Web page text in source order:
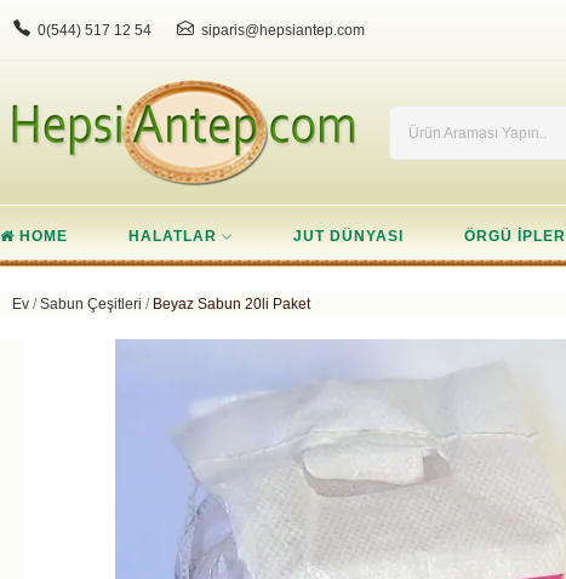
0(544) 517 12 54 siparis@hepsiantep.com
HOME HALATLAR JUT DÜNYASI ÖRGÜ IPLERI
Ev Sabun Çeşitleri Beyaz Sabun 20li Paket